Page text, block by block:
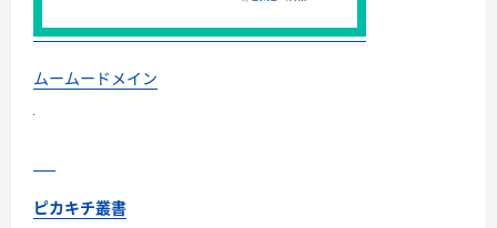
ムームードメイン
ピカキチ叢書